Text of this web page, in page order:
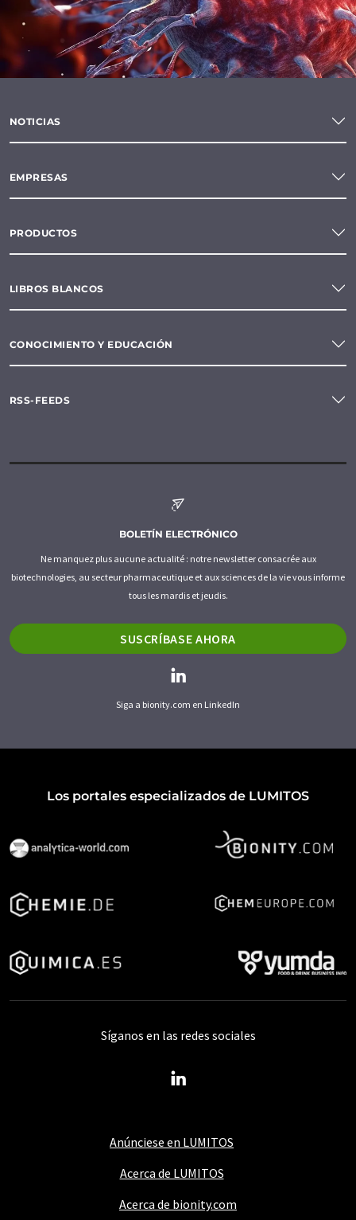
NOTICIAS
EMPRESAS
PRODUCTOS
LIBROS BLANCOS
CONOCIMIENTO Y EDUCACIÓN
RSS-FEEDS
BOLETÍN ELECTRÓNICO
Ne manquez plus aucune actualité : notre newsletter consacrée aux
biotechnologies, au secteur pharmaceutique et aux sciences de la vie vous informe
tous les mardis et jeudis.
SUSCRÍBASE AHORA
Siga a bionity.com en LinkedIn
Los portales especializados de LUMITOS
Anúnciese en LUMITOS
Acerca de LUMITOS
Acerca de bionity.com
Síganos en las redes sociales